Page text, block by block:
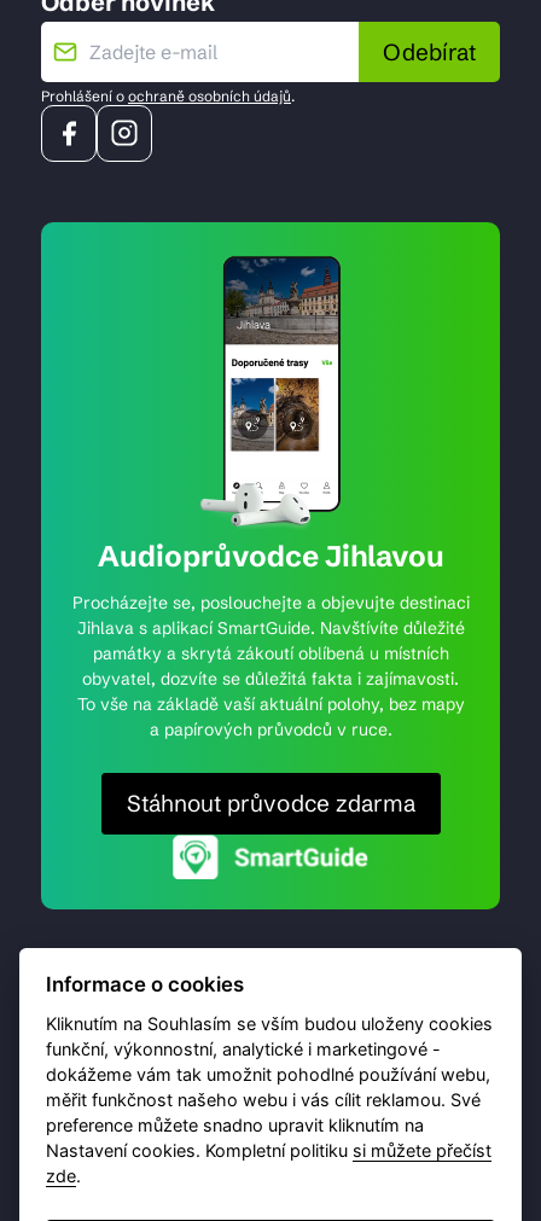
Odebírat
Prohlášení o ochraně osobních údajů.
Audioprůvodce Jihlavou
Procházejte se, poslouchejte a objevujte destinaci
Jihlava s aplikací SmartGuide. Navštívíte důležité
památky a skrytá zákoutí oblíbená u místních
obyvatel, dozvíte se důležitá fakta i zajímavosti.
To vše na základě vaší aktuální polohy, bez mapy
a papírových průvodců v ruce.
Stáhnout průvodce zdarma
© 2026 Destinační portál provozujeBrána Jihlavy,
příspěvková organizace. Všechna práva vyhrazena.
Ochrana osobních údajů
Informace o cookies
Kliknutím na Souhlasím se vším budou uloženy cookies
funkční, výkonnostní, analytické i marketingové -
dokážeme vám tak umožnit pohodlné používání webu,
měřit funkčnost našeho webu i vás cílit reklamou. Své
preference můžete snadno upravit kliknutím na
Nastavení cookies. Kompletní politiku si můžete přečíst
zde.